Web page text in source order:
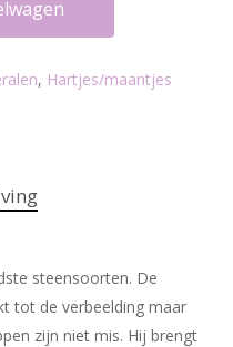
, Hartjes/maantjes
steensoorten. De
tot de verbeelding maar
zijn niet mis. Hij brengt